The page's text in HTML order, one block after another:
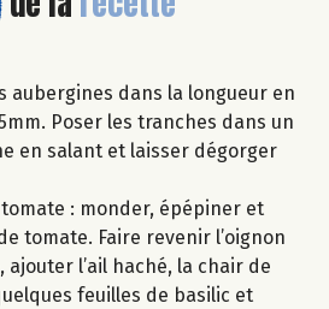
aubergines dans la longueur en
Poser les tranches dans un
en salant et laisser dégorger
: monder, épépiner et
tomate. Faire revenir l’oignon
ajouter l’ail haché, la chair de
feuilles de basilic et